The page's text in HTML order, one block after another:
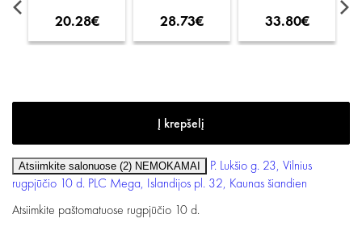
20.28€ 28.73€ 33.80€
Atsiimkite salonuose (2) NEMOKAMAI
P. Lukšio g. 23, Vilnius
rugpjūčio 10 d. PLC Mega, Islandijos pl. 32, Kaunasšiandien
Atsiimkite paštomatuose rugpjūčio 10 d.